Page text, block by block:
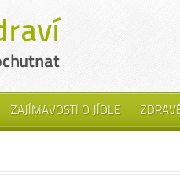
ZAJÍMAVOSTI O JÍDLE